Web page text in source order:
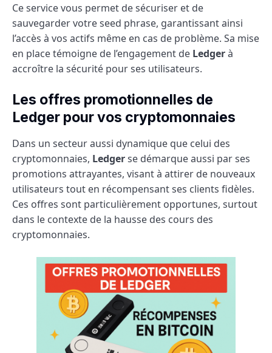
Ce service vous permet de sécuriser et de
sauvegarder votre seed phrase, garantissant ainsi
l’accès à vos actifs même en cas de problème. Sa mise
en place témoigne de l’engagement de Ledgerà
accroître la sécurité pour ses utilisateurs.
Les offres promotionnelles de
Ledger pour vos cryptomonnaies
Dans un secteur aussi dynamique que celui des
cryptomonnaies, Ledgerse démarque aussi par ses
promotions attrayantes, visant à attirer de nouveaux
utilisateurs tout en récompensant ses clients fidèles.
Ces offres sont particulièrement opportunes, surtout
dans le contexte de la hausse des cours des
cryptomonnaies.